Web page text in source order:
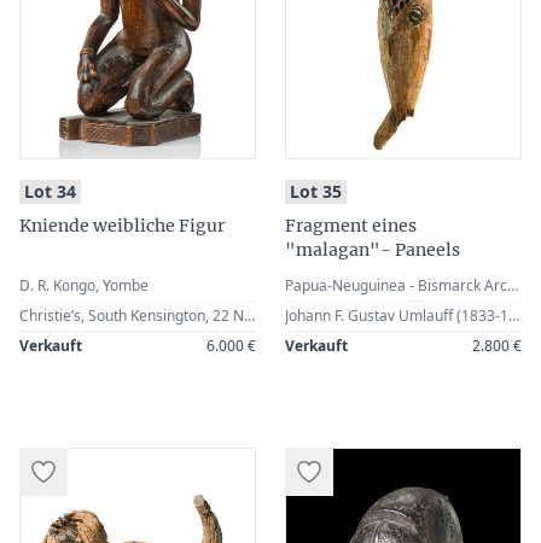
Lot 34:
Kniende weibliche Figur
D. R. Kongo, Yombe
Christie’s, South Kensington, 22 November 1988, Lot 200 · German Private Collection
Verkauft
6.000 €
Lot 35:
Fragment eines
"malagan"- Paneels
Papua-Neuguinea - Bismarck Archipel - Neu Irland
Johann F. Gustav Umlauff (1833-1889), Hamburg, Germany · Eduard von der Heydt (1882-1964), Ascona, Switzerland (1926) · Alfred Flechtheim (1887-1937), Berlin, Germany · Alex Vömel (1897-1985), Düsseldorf, Germany · German Private Collection
Verkauft
2.800 €